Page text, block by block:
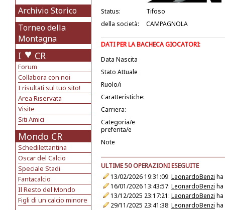
Archivio Storico
Torneo della
Montagna
I CR
Forum
Collabora con noi
I risultati sul tuo sito!
Area Riservata
Visite
Siti Amici
Mondo CR
Schedilettantina
Oscar del Calcio
Speciale Stadi
Fantacalcio
Il Resto del Mondo
Figli di un calcio minore
Status:
Tifoso
della società:
CAMPAGNOLA
DATI PER LA BACHECA GIOCATORI:
Data Nascita
Stato Attuale
Ruolo/i
Caratteristiche:
Carriera:
Categoria/e
preferita/e
Note
ULTIME 50 OPERAZIONI ESEGUITE
13/02/2026 19:31:09: LeonardoBenzi
16/01/2026 13:43:57: LeonardoBenzi
13/12/2025 23:17:21: LeonardoBenzi
29/11/2025 23:41:38: LeonardoBenzi